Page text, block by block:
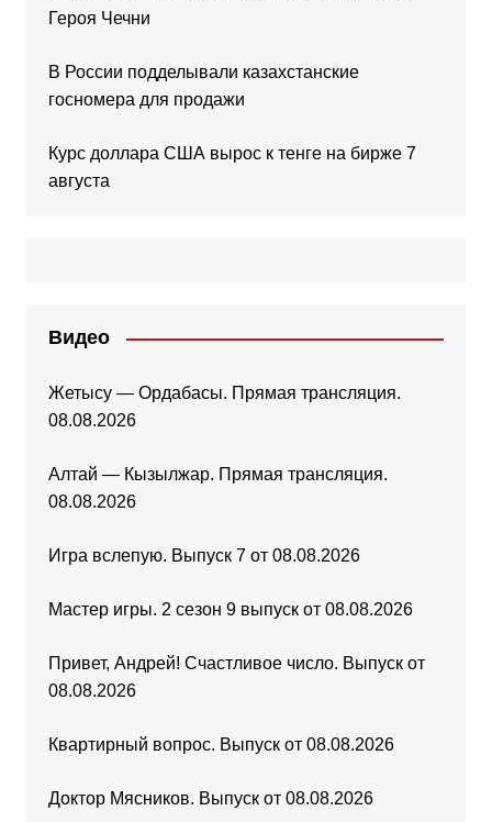
Героя Чечни
В России подделывали казахстанские
госномера для продажи
Курс доллара США вырос к тенге на бирже 7
августа
Видео
Жетысу — Ордабасы. Прямая трансляция.
08.08.2026
Алтай — Кызылжар. Прямая трансляция.
08.08.2026
Игра вслепую. Выпуск 7 от 08.08.2026
Мастер игры. 2 сезон 9 выпуск от 08.08.2026
Привет, Андрей! Счастливое число. Выпуск от
08.08.2026
Квартирный вопрос. Выпуск от 08.08.2026
Доктор Мясников. Выпуск от 08.08.2026